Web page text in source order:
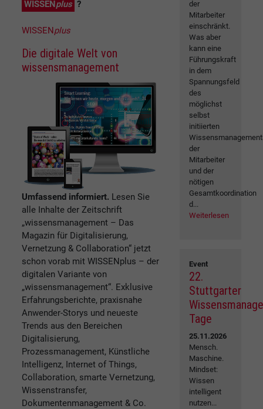
WISSENplus ?
WISSENplus
Die digitale Welt von
wissensmanagement
Umfassend informiert. Lesen Sie
alle Inhalte der Zeitschrift
„wissensmanagement – Das
Magazin für Digitalisierung,
Vernetzung & Collaboration“ jetzt
schon vorab mit WISSENplus – der
digitalen Variante von
„wissensmanagement“. Exklusive
Erfahrungsberichte, praxisnahe
Anwender-Storys und neueste
Trends aus den Bereichen
Digitalisierung,
Prozessmanagement, Künstliche
Intelligenz, Internet of Things,
Collaboration, smarte Vernetzung,
Wissenstransfer,
Dokumentenmanagement & Co.
der
Mitarbeiter
einschränkt.
Was aber
kann eine
Führungskraft
in dem
Spannungsfeld
des
möglichst
selbst
initiierten
der
Mitarbeiter
und der
nötigen
Gesamtkoordination
d...
Weiterlesen
Event
22.
Stuttgarter
Tage
25.11.2026
Mensch.
Maschine.
Mindset:
Wissen
intelligent
nutzen...